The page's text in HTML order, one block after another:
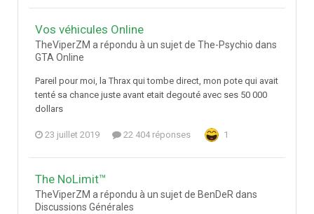
Vos véhicules Online
TheViperZM a répondu à un sujet de The-Psychio dans
GTA Online
Pareil pour moi, la Thrax qui tombe direct, mon pote qui avait
tenté sa chance juste avant etait degouté avec ses 50 000
dollars
23 juillet 2019 22 404 réponses 1
The NoLimit™
TheViperZM a répondu à un sujet de BenDeR dans
Discussions Générales